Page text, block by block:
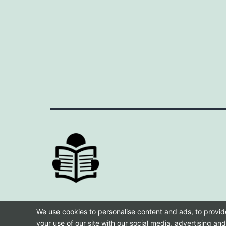
We use cookies to personalise content and ads, to
your use of our site with our social media, advertising